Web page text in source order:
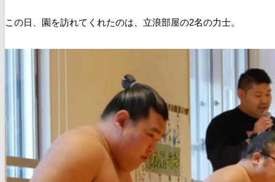
この日、園を訪れてくれたのは、立浪部屋の2名の力士。